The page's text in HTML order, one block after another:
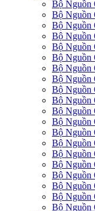
Bộ Nguồn
Bộ Nguồn
Bộ Nguồn
Bộ Nguồn
Bộ Nguồn
Bộ Nguồn
Bộ Nguồn
Bộ Nguồn
Bộ Nguồn
Bộ Nguồn
Bộ Nguồn
Bộ Nguồn
Bộ Nguồn
Bộ Nguồn
Bộ
Bộ
Bộ
Bộ Nguồn
Bộ Nguồn
Bộ Nguồn